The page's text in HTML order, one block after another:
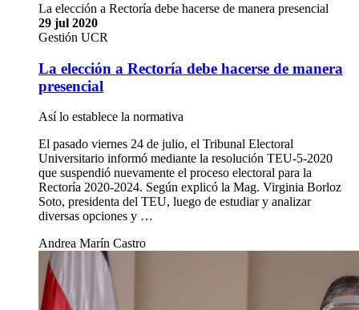
La elección a Rectoría debe hacerse de manera presencial
29 jul 2020
Gestión UCR
La elección a Rectoría debe hacerse de manera
presencial
Así lo establece la normativa
El pasado viernes 24 de julio, el Tribunal Electoral
Universitario informó mediante la resolución TEU-5-2020
que suspendió nuevamente el proceso electoral para la
Rectoría 2020-2024. Según explicó la Mag. Virginia Borloz
Soto, presidenta del TEU, luego de estudiar y analizar
diversas opciones y …
Andrea Marín Castro